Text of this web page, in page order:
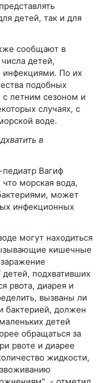
детей, так и для
сообщают в
детей,
инфекциями. По их
подобных
с летним сезоном и
случаях, с
воде.
в
педиатр Вагиф
что морская вода,
может
инфекционных
могут находиться
кишечные
подхвативших
рвота, диарея и
вызваны ли
бактерией, должен
детей
обращаться за
рвоте и диарее
жидкости,